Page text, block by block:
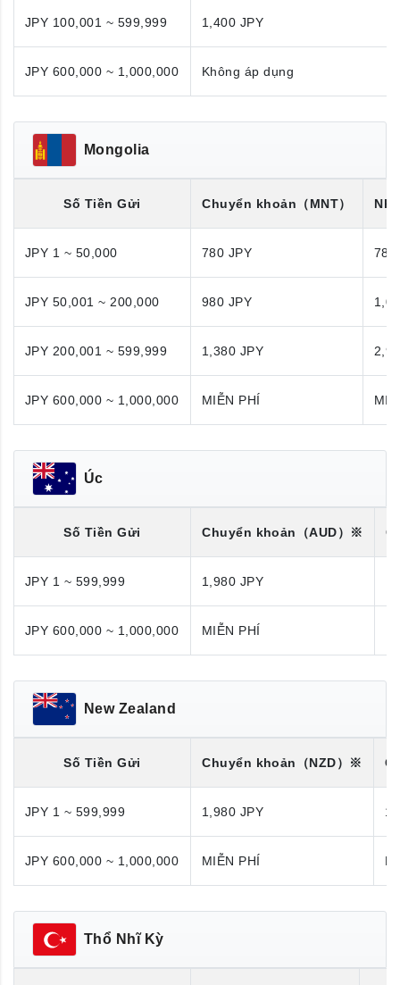
JPY 100,001 ~ 599,999 1,400 JPY
JPY 600,000 ~ 1,000,000 Không áp dụng
Mongolia
Số Tiền Gửi Chuyển khoản （MNT）
JPY 1 ~ 50,000 780 JPY 780
JPY 50,001 ~ 200,000 980 JPY
JPY 200,001 ~ 599,999 1,380 JPY
JPY 600,000 ~ 1,000,000 MIỄN PHÍ
Úc
Số Tiền Gửi Chuyển khoản （AUD）※
JPY 1 ~ 599,999 1,980 JPY
JPY 600,000 ~ 1,000,000 MIỄN PHÍ
New Zealand
Số Tiền Gửi Chuyển khoản （NZD）※
JPY 1 ~ 599,999 1,980 JPY
JPY 600,000 ~ 1,000,000 MIỄN PHÍ
Thổ Nhĩ Kỳ